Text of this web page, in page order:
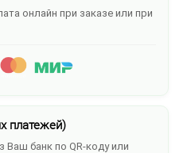
онлайн при заказе или при
платежей)
Ваш банк по QR-коду или